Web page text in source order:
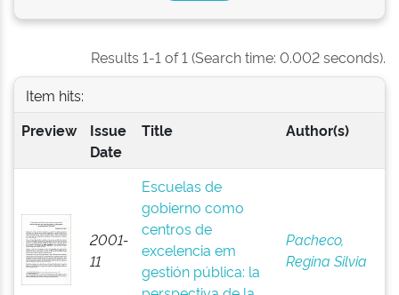
Results 1-1 of 1 (Search time: 0.002 seconds).
Item hits:
Preview
Issue
Date
Title Author(s)
2001-
11
Escuelas de
gobierno como
centros de
excelencia em
gestión pública: la
Pacheco,
Regina Silvia